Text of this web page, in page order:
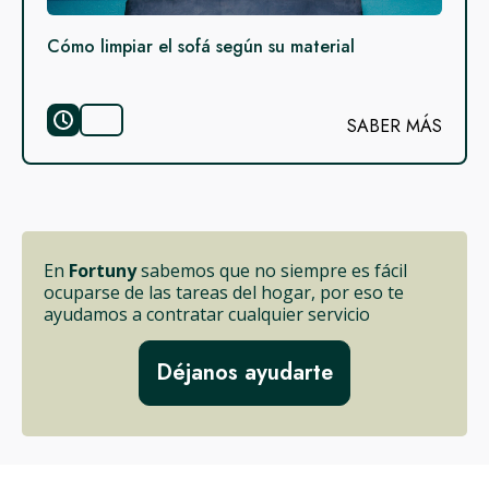
Cómo limpiar el sofá según su material
SABER MÁS
En Fortunysabemos que no siempre es fácil
ocuparse de las tareas del hogar, por eso te
ayudamos a contratar cualquier servicio
Déjanos ayudarte